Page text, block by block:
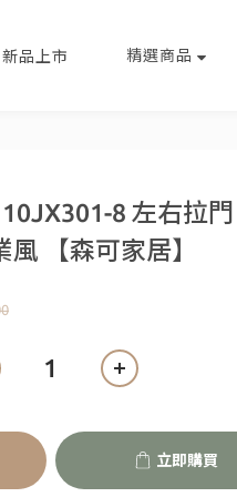
新品上市 精選商品
8 左右拉
【森可家居】
立即購買